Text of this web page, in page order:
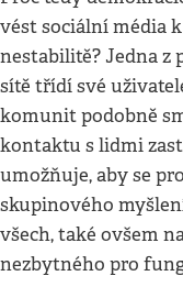
vést sociální média
nestabilitě? Jedna z
sítě třídí své
komunit podobně
kontaktu s lidmi
umožňuje, aby se
skupinového
všech, také ovšem
nezbytného pro